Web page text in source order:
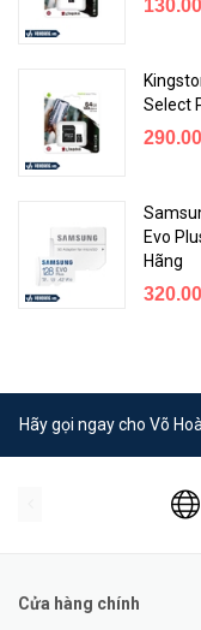
Select
Evo
Hãng
Hãy gọi ngay cho Võ
Cửa hàng chính